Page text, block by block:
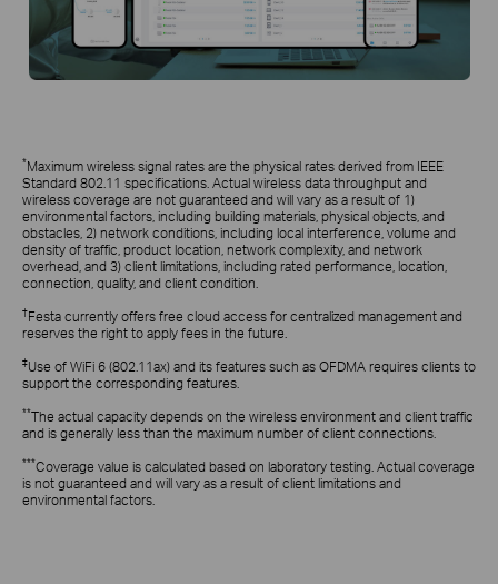
*Maximum wireless signal rates are the physical rates derived from IEEE
Standard 802.11 specifications. Actual wireless data throughput and
wireless coverage are not guaranteed and will vary as a result of 1)
environmental factors, including building materials, physical objects, and
obstacles, 2) network conditions, including local interference, volume and
density of traffic, product location, network complexity, and network
overhead, and 3) client limitations, including rated performance, location,
connection, quality, and client condition.
†Festa currently offers free cloud access for centralized management and
reserves the right to apply fees in the future.
‡Use of WiFi 6 (802.11ax) and its features such as OFDMA requires clients to
support the corresponding features.
**The actual capacity depends on the wireless environment and client traffic
and is generally less than the maximum number of client connections.
***Coverage value is calculated based on laboratory testing. Actual coverage
is not guaranteed and will vary as a result of client limitations and
environmental factors.